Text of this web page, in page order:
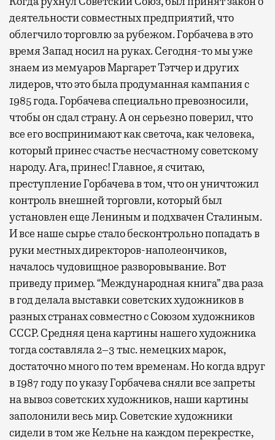
деятельности совместных предприятий, что
облегчило торговлю за рубежом. Горбачева в это
время Запад носил на руках. Сегодня-то мы уже
знаем из мемуаров Маргарет Тэтчер и других
лидеров, что это была продуманная кампания с
1985 года. Горбачева специально превозносили,
чтобы он сдал страну. А он серьезно поверил, что
все его воспринимают как светоча, как человека,
который принес счастье несчастному советскому
народу. Ага, принес! Главное, я считаю,
преступление Горбачева в том, что он уничтожил
контроль внешней торговли, который был
установлен еще Лениным и подхвачен Сталиным.
И все наше сырье стало бесконтрольно попадать в
руки местных директоров-наполеончиков,
началось чудовищное разворовывание. Вот
приведу пример. “Международная книга” два раза
в год делала выставки советских художников в
разных странах совместно с Союзом художников
СССР. Средняя цена картины нашего художника
тогда составляла 2–3 тыс. немецких марок,
достаточно много по тем временам. Но когда вдруг
в 1987 году по указу Горбачева сняли все запреты
на вывоз советских художников, наши картины
заполонили весь мир. Советские художники
сидели в том же Кельне на каждом перекрестке,